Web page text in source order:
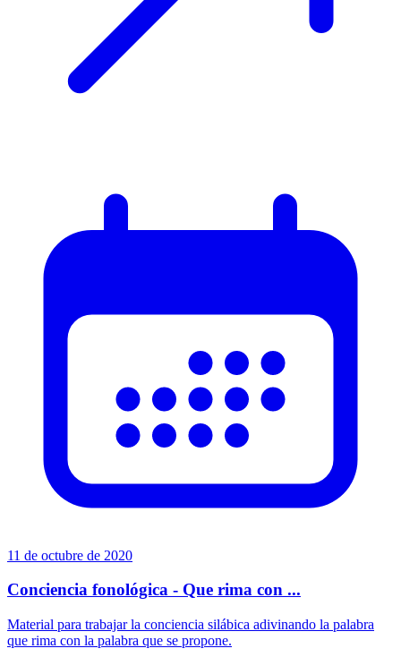
11 de octubre de 2020
Conciencia fonológica - Que rima con ...
Material para trabajar la conciencia silábica adivinando la palabra
que rima con la palabra que se propone.